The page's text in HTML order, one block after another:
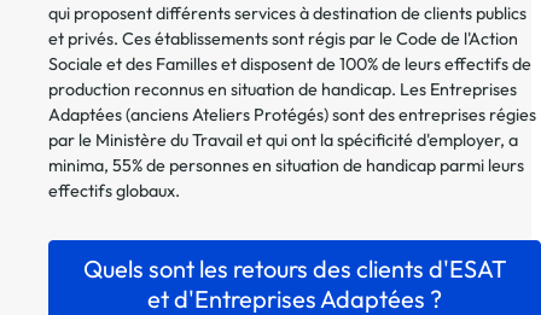
qui proposent différents services à destination de clients publics
et privés. Ces établissements sont régis par le Code de l'Action
Sociale et des Familles et disposent de 100% de leurs effectifs de
production reconnus en situation de handicap. Les Entreprises
Adaptées (anciens Ateliers Protégés) sont des entreprises régies
par le Ministère du Travail et qui ont la spécificité d'employer, a
minima, 55% de personnes en situation de handicap parmi leurs
effectifs globaux.
Quels sont les retours des clients d'ESAT
et d'Entreprises Adaptées ?